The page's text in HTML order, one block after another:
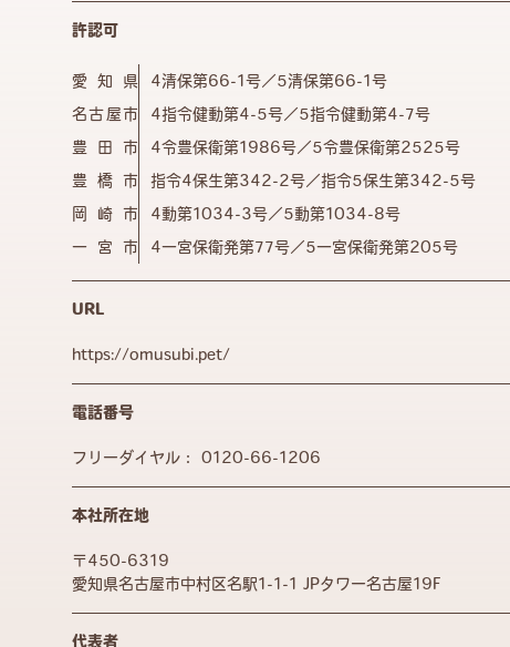
許認可
愛知県 4清保第66-1号／5清保第66-1号
名古屋市 4指令健動第4-5号／5指令健動第4-7号
豊田市 4令豊保衛第1986号／5令豊保衛第2525号
豊橋市 指令4保生第342-2号／指令5保生第342-5号
岡崎市 4動第1034-3号／5動第1034-8号
一宮市 4一宮保衛発第77号／5一宮保衛発第205号
URL
https://omusubi.pet/
電話番号
フリーダイヤル： 0120-66-1206
本社所在地
〒450-6319
愛知県名古屋市中村区名駅1-1-1 JPタワー名古屋19F
代表者